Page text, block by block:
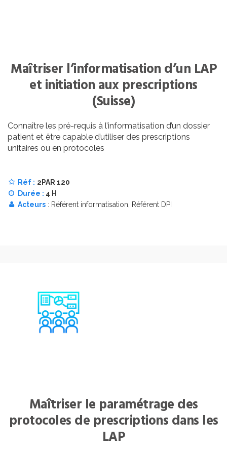
Maîtriser l’informatisation d’un LAP
et initiation aux prescriptions
(Suisse)
Connaître les pré-requis à l’informatisation d’un dossier
patient et être capable d’utiliser des prescriptions
unitaires ou en protocoles
Réf : 2PAR 120
Durée : 4 H
Acteurs : Référent informatisation, Référent DPI
Maîtriser le paramétrage des
protocoles de prescriptions dans les
LAP